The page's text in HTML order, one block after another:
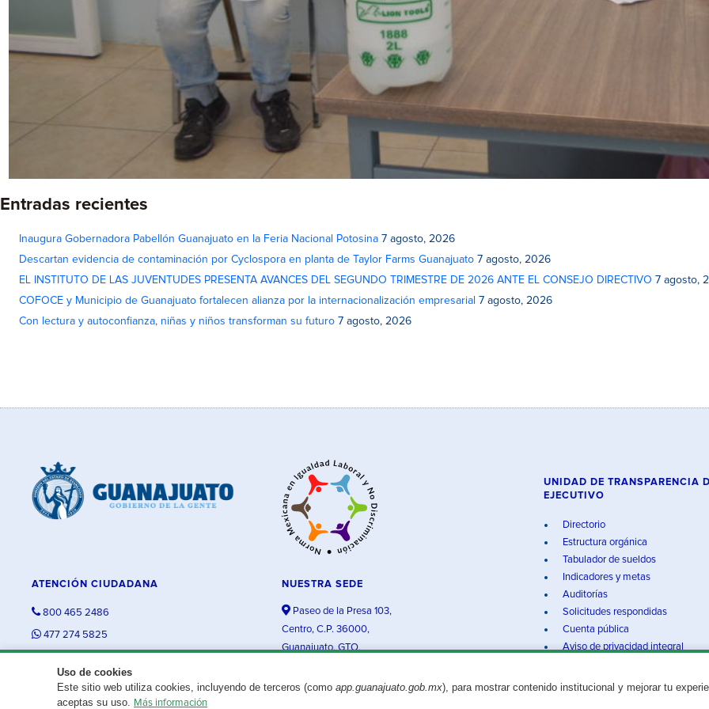
Entradas recientes
Inaugura Gobernadora Pabellón Guanajuato en la Feria Nacional Potosina 7 agosto, 2026
Descartan evidencia de contaminación por Cyclospora en planta de Taylor Farms Guanajuato 7 agosto, 2026
EL INSTITUTO DE LAS JUVENTUDES PRESENTA AVANCES DEL SEGUNDO TRIMESTRE DE 2026 ANTE EL CONSEJO DIRECTIVO 7 agosto,
COFOCE y Municipio de Guanajuato fortalecen alianza por la internacionalización empresarial 7 agosto, 2026
Con lectura y autoconfianza, niñas y niños transforman su futuro 7 agosto, 2026
Uso de cookies
Este sitio web utiliza cookies, incluyendo de terceros (como app.guanajuato.gob.mx), para mostrar contenido institucional y mejorar tu
aceptas su uso. Más información
ATENCIÓN CIUDADANA
800 465 2486
477 274 5825
NUESTRA SEDE
Paseo de la Presa 103,
Centro, C.P. 36000,
Guanajuato, GTO.
UNIDAD DE TRANSPARENCIA
EJECUTIVO
Directorio
Estructura orgánica
Tabulador de sueldos
Indicadores y metas
Auditorías
Solicitudes respondidas
Cuenta pública
Aviso de privacidad integral
¿Existe algún problema con esta página?Repórtalo aquí. Aviso legal© 2025 Gobierno del Estado de Guanajuato